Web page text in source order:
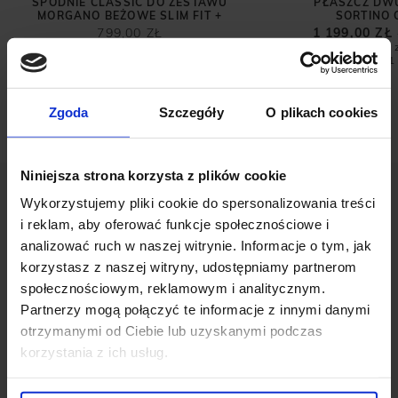
Zgoda Szczegóły O plikach cookies
Niniejsza strona korzysta z plików cookie
Wykorzystujemy pliki cookie do spersonalizowania treści
i reklam, aby oferować funkcje społecznościowe i
analizować ruch w naszej witrynie. Informacje o tym, jak
korzystasz z naszej witryny, udostępniamy partnerom
społecznościowym, reklamowym i analitycznym.
Partnerzy mogą połączyć te informacje z innymi danymi
otrzymanymi od Ciebie lub uzyskanymi podczas
korzystania z ich usług.
MORGANO BEŻOWE SLIM FIT +
799,00 ZŁ
SORTINO
1 199,00 ZŁ
Najniższa
promocją:
OPINIE O PRODUKCIE: T SHIRT COVO
SZARY
Weryfikacja pochodzenia opinii nie jest dokonywana.